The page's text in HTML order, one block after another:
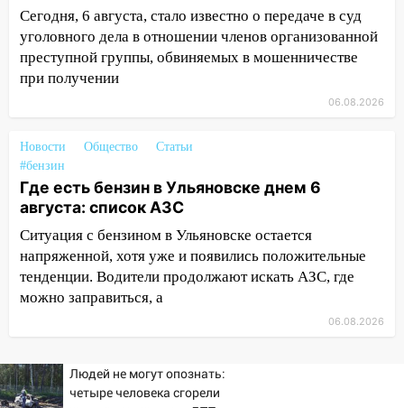
12:00
Где есть бензин в Ульяновске 7
августа: список АЗС
11:50 Заснул рядом с ребёнком и
случайно задушил его: суд вынес
11:38
В Ленинском районе пожар
полностью уничтожил дачный дом и
сарай
11:38 В Госдуме предложили отменить
ЕГЭ с 2027 года
11:25 В Ульяновске ИИ будет выявлять
нарушителей на контейнерных
площадках
золота в составе сборной мира
Сегодня, 6 августа, стало известно о передаче в суд
уголовного дела в отношении членов организованной
преступной группы, обвиняемых в мошенничестве
при получении
06.08.2026
Новости Общество
Статьи
#бензин
Где есть бензин в Ульяновске днем 6
августа: список АЗС
Ситуация с бензином в Ульяновске остается
напряженной, хотя уже и появились положительные
тенденции. Водители продолжают искать АЗС, где
можно заправиться, а
06.08.2026
Людей не могут опознать:
четыре человека сгорели